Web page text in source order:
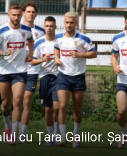
Baia Mare: Întreaga familie
față în față cu
Maicii Domnului” în Parohia
cu Țara Galilor.